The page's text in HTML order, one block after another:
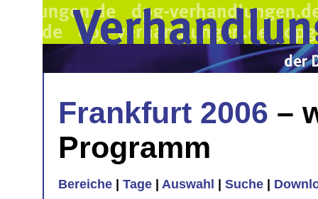
Frankfurt 2006 –
Programm
Bereiche Tage Auswahl Suche